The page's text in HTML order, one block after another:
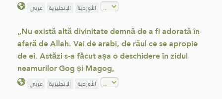
عربي الإنجليزية الأوردية
„Nu există altă divinitate demnă de a fi adorată în
afară de Allah. Vai de arabi, de răul ce se apropie
de ei. Astăzi s-a făcut așa o deschidere în zidul
neamurilor Gog și Magog,
عربي الإنجليزية الأوردية